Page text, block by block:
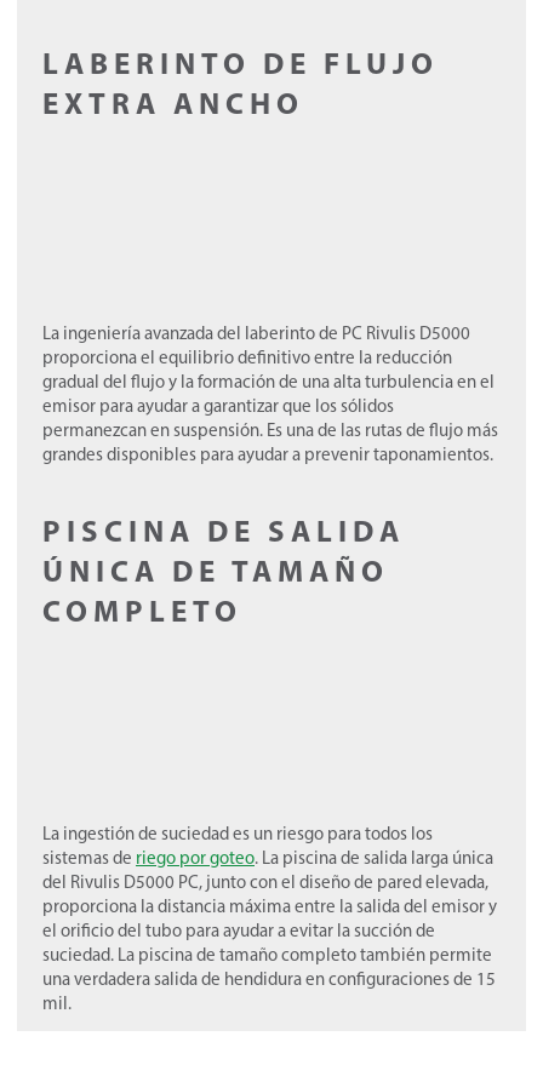
LABERINTO DE FLUJO
EXTRA ANCHO
La ingeniería avanzada del laberinto de PC Rivulis D5000
proporciona el equilibrio definitivo entre la reducción
gradual del flujo y la formación de una alta turbulencia en el
emisor para ayudar a garantizar que los sólidos
permanezcan en suspensión. Es una de las rutas de flujo más
grandes disponibles para ayudar a prevenir taponamientos.
PISCINA DE SALIDA
ÚNICA DE TAMAÑO
COMPLETO
La ingestión de suciedad es un riesgo para todos los
sistemas de riego por goteo. La piscina de salida larga única
del Rivulis D5000 PC, junto con el diseño de pared elevada,
proporciona la distancia máxima entre la salida del emisor y
el orificio del tubo para ayudar a evitar la succión de
suciedad. La piscina de tamaño completo también permite
una verdadera salida de hendidura en configuraciones de 15
mil.